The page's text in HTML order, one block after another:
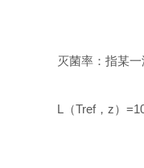
灭菌率：指某
L （Tref， z）